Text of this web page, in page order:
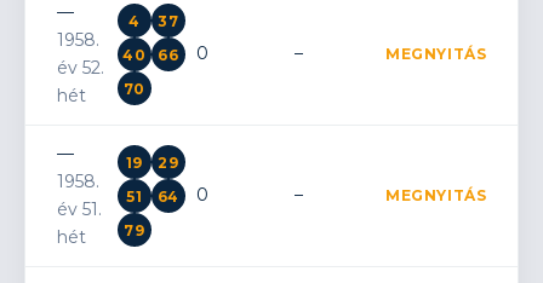
—
1958.
év 52.
hét
4
37
40
66
70
0 – MEGNYITÁS
—
1958.
év 51.
hét
19
29
51
64
79
0 – MEGNYITÁS